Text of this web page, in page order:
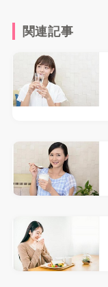
関連記事